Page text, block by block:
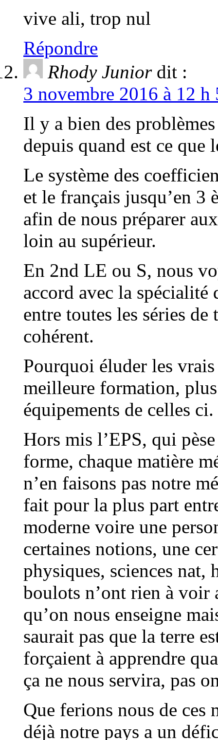
vive ali, trop nul
Répondre
Rhody Junior dit :
3 novembre 2016 à 12
Il y a bien des
depuis quand est ce que
Le système des
et le français jusqu’en 3
afin de nous préparer
loin au supérieur.
En 2nd LE ou S, nous
accord avec la spécialité
entre toutes les séries
cohérent.
Pourquoi éluder les
meilleure formation,
équipements de celles ci.
Hors mis l’EPS, qui
forme, chaque matière
n’en faisons pas notre
fait pour la plus part
moderne voire une
certaines notions, une
physiques, sciences
boulots n’ont rien à voir
qu’on nous enseigne
saurait pas que la terre
forçaient à apprendre
ça ne nous servira, pas
Que ferions nous de ces
déjà notre pays a un